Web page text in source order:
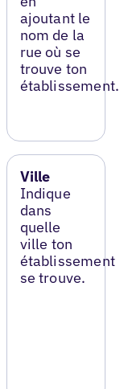
ajoutant le
nom de la
rue où se
trouve ton
établissement.
Ville
Indique
dans
quelle
ville ton
établissement
se trouve.